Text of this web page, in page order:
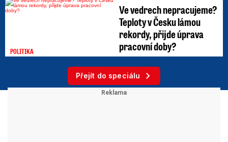
POLITIKA
Ve vedrech nepracujeme?
Teploty v Česku lámou
rekordy, přijde úprava
pracovní doby?
Přejít do speciálu